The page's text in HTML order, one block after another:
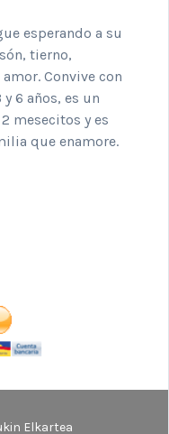
esperando a su
tierno,
Convive con
6 años, es un
mesecitos y es
que enamore.
Elkartea